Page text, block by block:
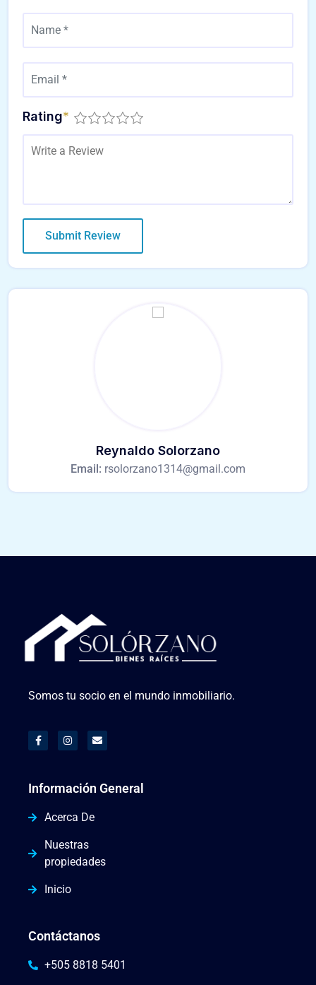
Rating*
Reynaldo Solorzano
Email: rsolorzano1314@gmail.com
Somos tu socio en el mundo inmobiliario.
Información General
Acerca De
Nuestras
propiedades
Inicio
Contáctanos
+505 8818 5401